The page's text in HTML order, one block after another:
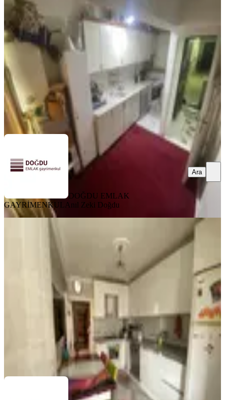
Keçiören, Yeşiltepe Mahallesi
3+1
· Düz Giriş (Zemin) · 26.05.2026
DOĞDU EMLAK GAYRİMENKUL Anıl Zeki Doğdu
Ara
DOĞDU EMLAK
GAYRİMENKULAnıl Zeki Doğdu
Ara
Doğdu Emlak'tan Caddeye Yakın
Orta Kat Ferah 3+1 Daire
Keçiören, Yeşiltepe Mahallesi
3+1·130 m²·2. Kat·07.05.2026
4.100.000 ₺ 4.250.000 ₺
DOĞDU EMLAK GAYRİMENKULAnıl Zeki Doğdu